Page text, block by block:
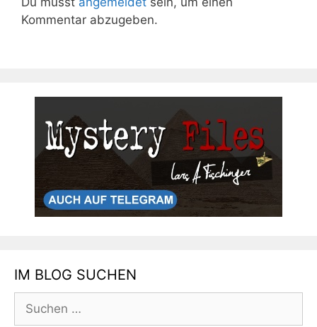
Kommentar abzugeben.
IM BLOG SUCHEN
nach: